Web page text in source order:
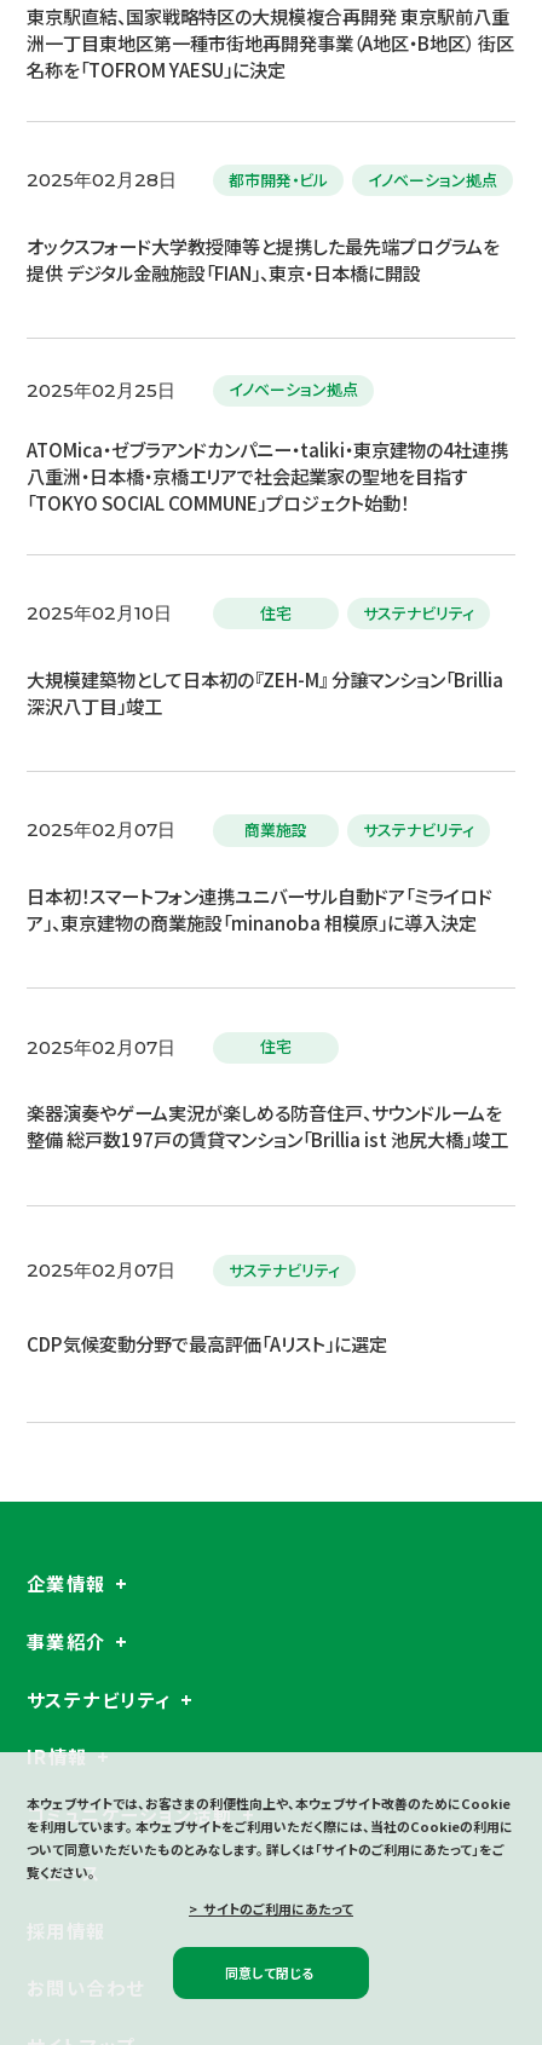
東京駅直結、国家戦略特区の大規模複合再開発 東京駅前八重
洲一丁目東地区第一種市街地再開発事業（A地区・B地区） 街区
名称を「TOFROM YAESU」に決定
2025年02月28日 都市開発・ビル イノベーション拠点
オックスフォード大学教授陣等と提携した最先端プログラムを
提供 デジタル金融施設「FIAN」、東京・日本橋に開設
2025年02月25日 イノベーション拠点
ATOMica・ゼブラアンドカンパニー・taliki・東京建物の4社連携
八重洲・日本橋・京橋エリアで社会起業家の聖地を目指す
「TOKYO SOCIAL COMMUNE」プロジェクト始動！
2025年02月10日 住宅 サステナビリティ
大規模建築物として日本初の『ZEH-M』 分譲マンション「Brillia
深沢八丁目」竣工
2025年02月07日 商業施設 サステナビリティ
日本初！スマートフォン連携ユニバーサル自動ドア「ミライロド
ア」、東京建物の商業施設「minanoba 相模原」に導入決定
2025年02月07日 住宅
楽器演奏やゲーム実況が楽しめる防音住戸、サウンドルームを
整備 総戸数197戸の賃貸マンション「Brillia ist 池尻大橋」竣工
2025年02月07日 サステナビリティ
CDP気候変動分野で最高評価「Aリスト」に選定
企業情報
事業紹介
サステナビリティ
IR情報
コミュニケーション活動
ニュース
採用情報
お問い合わせ
本ウェブサイトでは、お客さまの利便性向上や、本ウェブサイト改善のためにCookie
を利用しています。 本ウェブサイトをご利用いただく際には、当社のCookieの利用に
ついて同意いただいたものとみなします。 詳しくは「サイトのご利用にあたって」をご
覧ください。
> サイトのご利用にあたって
同意して閉じる